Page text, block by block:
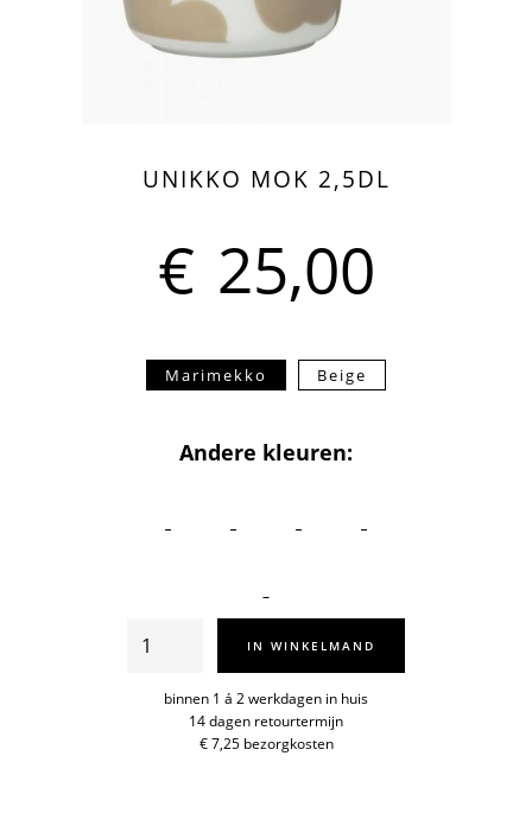
UNIKKO MOK 2,5DL
€ 25,00
Marimekko Beige
Andere kleuren:
Unikko
2,5dl
IN WINKELMAND
binnen 1 á 2 werkdagen in huis
14 dagen retourtermijn
€ 7,25 bezorgkosten